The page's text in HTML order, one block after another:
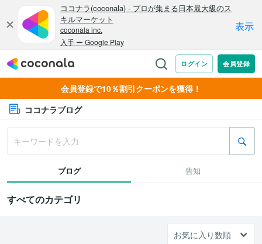
会員登録で10％割引クーポンを獲得！
ココナラブログ
ブログ 告知
すべてのカテゴリ